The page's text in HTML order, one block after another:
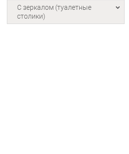
С зеркалом (туалетные
столики)